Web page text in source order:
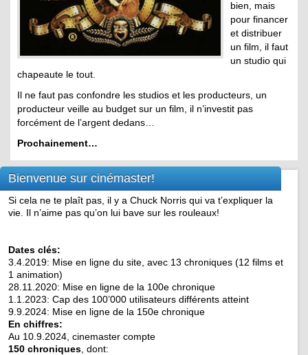
bien, mais
pour financer
et distribuer
un film, il faut
un studio qui
chapeaute le tout.
Il ne faut pas confondre les studios et les producteurs, un
producteur veille au budget sur un film, il n’investit pas
forcément de l’argent dedans…
Prochainement…
Bienvenue sur cinémaster!
Si cela ne te plaît pas, il y a Chuck Norris qui va t’expliquer la
vie. Il n’aime pas qu’on lui bave sur les rouleaux!
Dates clés:
3.4.2019: Mise en ligne du site, avec 13 chroniques (12 films et
1 animation)
28.11.2020: Mise en ligne de la 100e chronique
1.1.2023: Cap des 100’000 utilisateurs différents atteint
9.9.2024: Mise en ligne de la 150e chronique
En chiffres:
Au 10.9.2024, cinemaster compte
150 chroniques , dont: